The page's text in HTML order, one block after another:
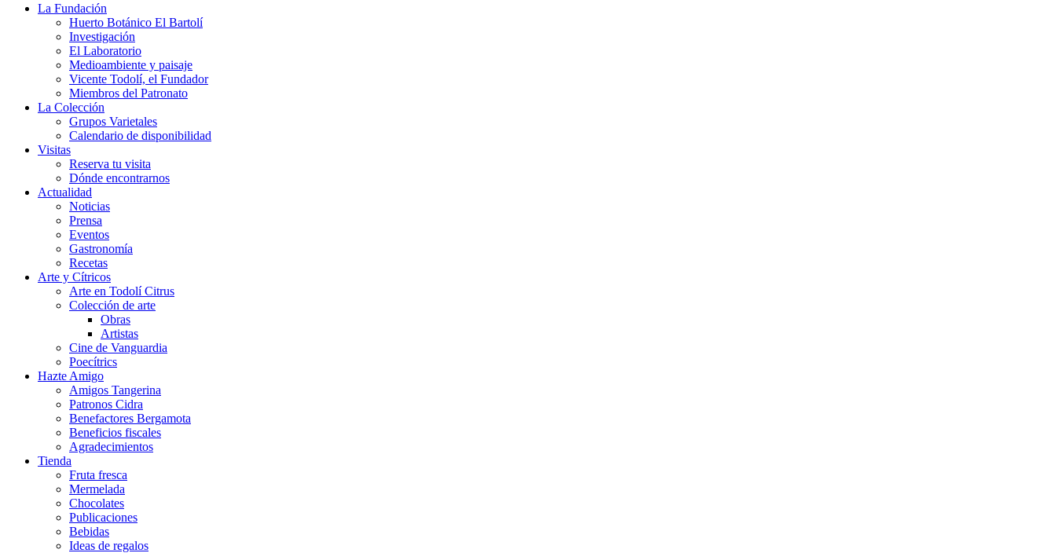
La Fundación
Huerto Botánico El Bartolí
Investigación
El Laboratorio
Medioambiente y paisaje
Vicente Todolí, el Fundador
Miembros del Patronato
La Colección
Grupos Varietales
Calendario de disponibilidad
Visitas
Reserva tu visita
Dónde encontrarnos
Actualidad
Noticias
Prensa
Eventos
Gastronomía
Recetas
Arte y Cítricos
Arte en Todolí Citrus
Colección de arte
Obras
Artistas
Cine de Vanguardia
Poecítrics
Hazte Amigo
Amigos Tangerina
Patronos Cidra
Benefactores Bergamota
Beneficios fiscales
Agradecimientos
Tienda
Fruta fresca
Mermelada
Chocolates
Publicaciones
Bebidas
Ideas de regalos